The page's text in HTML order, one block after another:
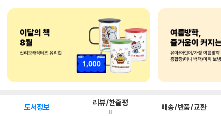
도서정보 리뷰/한줄평
8 배송/반품/교환